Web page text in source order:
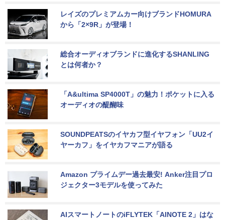
レイズのプレミアムカー向けブランドHOMURA
から「2×9R」が登場！
総合オーディオブランドに進化するSHANLING
とは何者か？
「A&ultima SP4000T」の魅力！ポケットに入る
オーディオの醍醐味
SOUNDPEATSのイヤカフ型イヤフォン「UU2イ
ヤーカフ」をイヤカフマニアが語る
Amazon プライムデー過去最安! Anker注目プロ
ジェクター3モデルを使ってみた
AIスマートノートのiFLYTEK「AINOTE 2」はな